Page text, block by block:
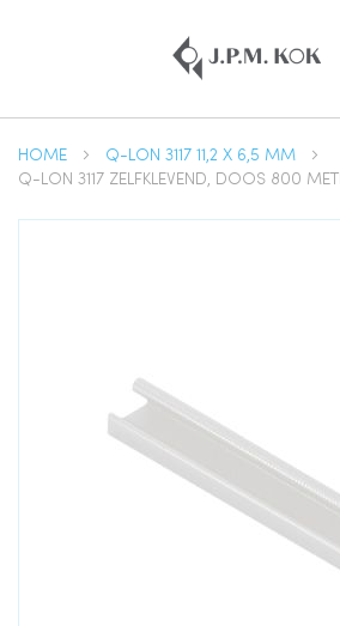
HOME
Q-LON 3117 11,2 X 6,5 MM
Q-LON 3117 ZELFKLEVEND, DOOS 800